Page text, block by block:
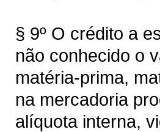
§ 9º O crédito a
não conhecido o
matéria-prima,
na mercadoria
alíquota interna,